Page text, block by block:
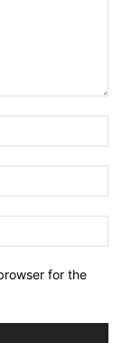
for the